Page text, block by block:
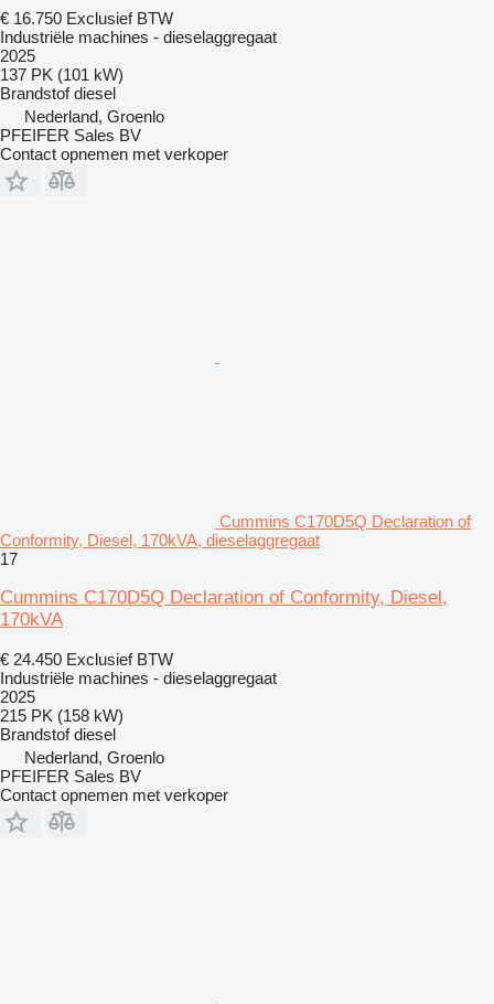
€ 16.750 Exclusief BTW
Industriële machines - dieselaggregaat
2025
137 PK (101 kW)
Brandstof diesel
Nederland, Groenlo
PFEIFER Sales BV
Contact opnemen met verkoper
Cummins C170D5Q Declaration of
Conformity, Diesel, 170kVA, dieselaggregaat
17
Cummins C170D5Q Declaration of Conformity, Diesel,
170kVA
€ 24.450 Exclusief BTW
Industriële machines - dieselaggregaat
2025
215 PK (158 kW)
Brandstof diesel
Nederland, Groenlo
PFEIFER Sales BV
Contact opnemen met verkoper